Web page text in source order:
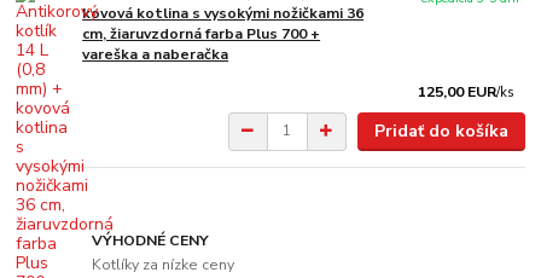
kovová kotlina s vysokými nožičkami 36
cm, žiaruvzdorná farba Plus 700 +
vareška a naberačka
125,00 EUR/ks
Pridať do košíka
VÝHODNÉ CENY
Kotlíky za nízke ceny